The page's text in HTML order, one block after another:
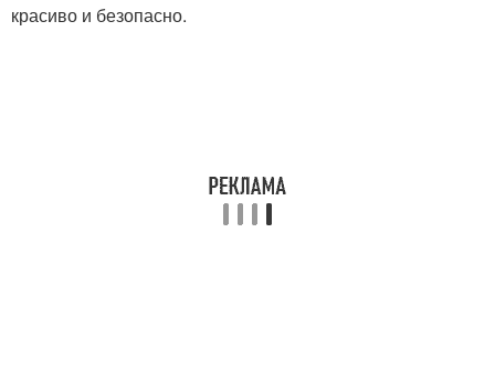
красиво и безопасно.